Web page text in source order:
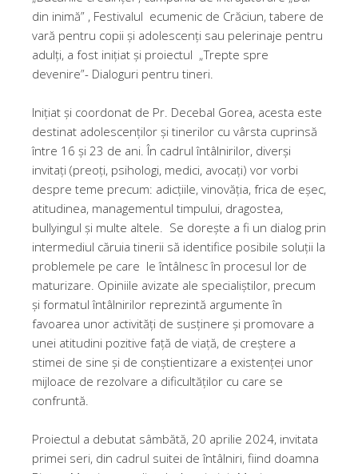
din inimă” , Festivalul ecumenic de Crăciun, tabere de
vară pentru copii și adolescenți sau pelerinaje pentru
adulți, a fost inițiat și proiectul „Trepte spre
devenire”- Dialoguri pentru tineri.
Inițiat și coordonat de Pr. Decebal Gorea, acesta este
destinat adolescenților și tinerilor cu vârsta cuprinsă
între 16 și 23 de ani. În cadrul întâlnirilor, diverși
invitați (preoți, psihologi, medici, avocați) vor vorbi
despre teme precum: adicțiile, vinovăția, frica de eșec,
atitudinea, managementul timpului, dragostea,
bullyingul și multe altele. Se dorește a fi un dialog prin
intermediul căruia tinerii să identifice posibile soluții la
problemele pe care le întâlnesc în procesul lor de
maturizare. Opiniile avizate ale specialiștilor, precum
și formatul întâlnirilor reprezintă argumente în
favoarea unor activități de susținere și promovare a
unei atitudini pozitive față de viață, de creștere a
stimei de sine și de conștientizare a existenței unor
mijloace de rezolvare a dificultăților cu care se
confruntă.
Proiectul a debutat sâmbătă, 20 aprilie 2024, invitata
primei seri, din cadrul suitei de întâlniri, fiind doamna